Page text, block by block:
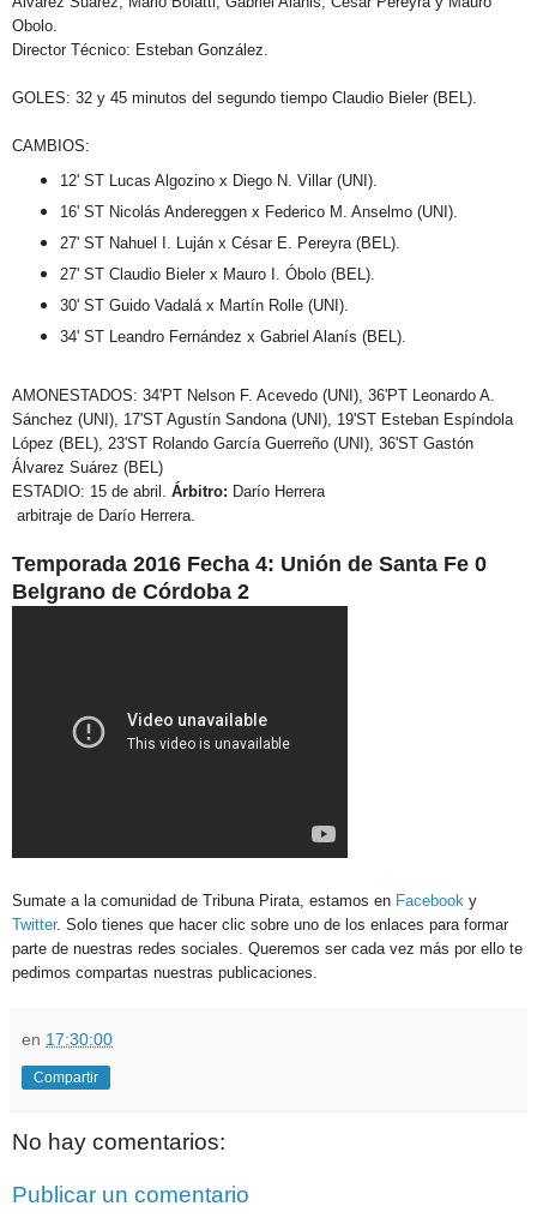
Obolo.
Director Técnico: Esteban González.
GOLES: 32 y 45 minutos del segundo tiempo Claudio Bieler (BEL).
CAMBIOS:
12' ST Lucas Algozino x Diego N. Villar (UNI).
16' ST Nicolás Andereggen x Federico M. Anselmo (UNI).
27' ST Nahuel I. Luján x César E. Pereyra (BEL).
27' ST Claudio Bieler x Mauro I. Óbolo (BEL).
30' ST Guido Vadalá x Martín Rolle (UNI).
34' ST Leandro Fernández x Gabriel Alanís (BEL).
AMONESTADOS: 34'PT Nelson F. Acevedo (UNI), 36'PT Leonardo A.
Sánchez (UNI), 17'ST Agustín Sandona (UNI), 19'ST Esteban Espíndola
López (BEL), 23'ST Rolando García Guerreño (UNI), 36'ST Gastón
Álvarez Suárez (BEL)
ESTADIO: 15 de abril. Árbitro: Darío Herrera
arbitraje de Darío Herrera.
Temporada 2016 Fecha 4: Unión de Santa Fe 0
Belgrano de Córdoba 2
Sumate a la comunidad de Tribuna Pirata, estamos en Facebook y
Twitter. Solo tienes que hacer clic sobre uno de los enlaces para formar
parte de nuestras redes sociales. Queremos ser cada vez más por ello te
pedimos compartas nuestras publicaciones.
en 17:30:00
Compartir
No hay comentarios:
Publicar un comentario